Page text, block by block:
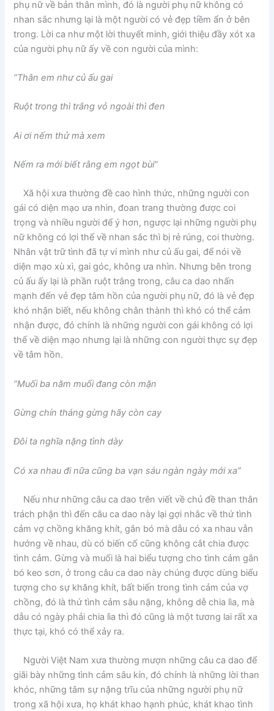
phụ nữ về bản thân mình, đó là người phụ nữ không có
nhan sắc nhưng lại là một người có vẻ đẹp tiềm ẩn ở bên
trong. Lời ca như một lời thuyết minh, giới thiệu đầy xót xa
của người phụ nữ ấy về con người của mình:
“Thân em như củ ấu gai
Ruột trong thì trắng vỏ ngoài thì đen
Ai ơi nếm thử mà xem
Nếm ra mới biết rằng em ngọt bùi”
Xã hội xưa thường đề cao hình thức, những người con
gái có diện mạo ưa nhìn, đoan trang thường được coi
trọng và nhiều người để ý hơn, ngược lại những người phụ
nữ không có lợi thế về nhan sắc thì bị rẻ rúng, coi thường.
Nhân vật trữ tình đã tự ví mình như củ ấu gai, để nói về
diện mạo xù xì, gai góc, không ưa nhìn. Nhưng bên trong
củ ấu ấy lại là phần ruột trắng trong, câu ca dao nhấn
mạnh đến vẻ đẹp tâm hồn của người phụ nữ, đó là vẻ đẹp
khó nhận biết, nếu không chân thành thì khó có thể cảm
nhận được, đó chính là những người con gái không có lợi
thế về diện mạo nhưng lại là những con người thực sự đẹp
về tâm hồn.
“Muối ba năm muối đang còn mặn
Gừng chín tháng gừng hãy còn cay
Đôi ta nghĩa nặng tình dày
Có xa nhau đi nữa cũng ba vạn sáu ngàn ngày mới xa”
Nếu như những câu ca dao trên viết về chủ đề than thân
trách phận thì đến câu ca dao này lại gợi nhắc về thứ tình
cảm vợ chồng khăng khít, gắn bó mà dẫu có xa nhau vẫn
hướng về nhau, dù có biến cố cũng không cắt chia được
tình cảm. Gừng và muối là hai biểu tượng cho tình cảm gắn
bó keo sơn, ở trong câu ca dao này chúng được dùng biểu
tượng cho sự khăng khít, bất biến trong tình cảm của vợ
chồng, đó là thứ tình cảm sâu nặng, không dễ chia lìa, mà
dẫu có ngày phải chia lìa thì đó cũng là một tương lai rất xa
thực tại, khó có thể xảy ra.
Người Việt Nam xưa thường mượn những câu ca dao để
giãi bày những tình cảm sâu kín, đó chính là những lời than
khóc, những tâm sự nặng trĩu của những người phụ nữ
trong xã hội xưa, họ khát khao hạnh phúc, khát khao tình